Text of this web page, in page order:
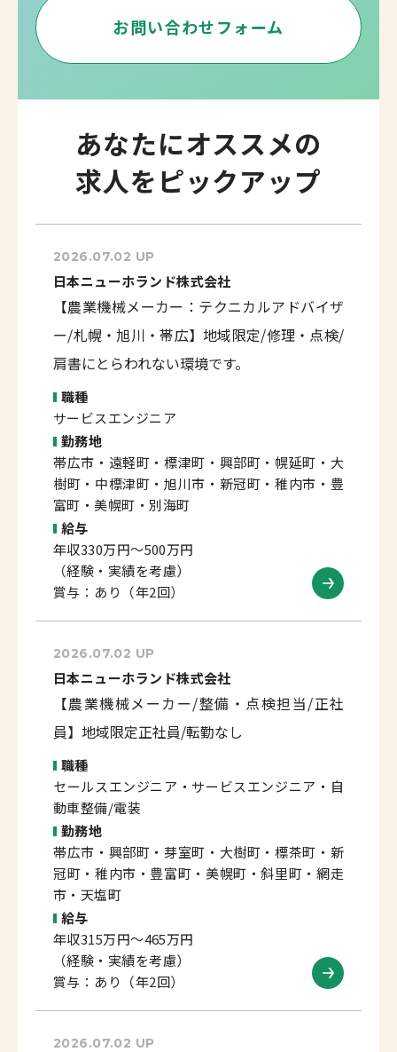
お問い合わせフォーム
あなたにオススメの
求人をピックアップ
2026.07.02 UP
日本ニューホランド株式会社
【農業機械メーカー：テクニカルアドバイザ
ー/札幌・旭川・帯広】地域限定/修理・点検/
肩書にとらわれない環境です。
職種
サービスエンジニア
勤務地
帯広市・遠軽町・標津町・興部町・幌延町・大
樹町・中標津町・旭川市・新冠町・稚内市・豊
富町・美幌町・別海町
給与
年収330万円～500万円
（経験・実績を考慮）
賞与：あり（年2回）
2026.07.02 UP
日本ニューホランド株式会社
【農業機械メーカー/整備・点検担当/正社
員】地域限定正社員/転勤なし
職種
セールスエンジニア・サービスエンジニア・自
動車整備/電装
勤務地
帯広市・興部町・芽室町・大樹町・標茶町・新
冠町・稚内市・豊富町・美幌町・斜里町・網走
市・天塩町
給与
年収315万円～465万円
（経験・実績を考慮）
賞与：あり（年2回）
2026.07.02 UP